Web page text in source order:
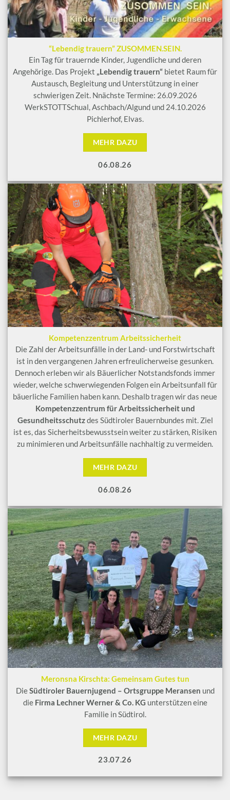
“Lebendig trauern” ZUSOMMEN.SEIN.
Ein Tag für trauernde Kinder, Jugendliche und deren
Angehörige. Das Projekt „Lebendig trauern“ bietet Raum für
Austausch, Begleitung und Unterstützung in einer
schwierigen Zeit. Nnächste Termine: 26.09.2026
WerkSTOTTSchual, Aschbach/Algund und 24.10.2026
Pichlerhof, Elvas.
MEHR DAZU
06.08.26
Kompetenzzentrum Arbeitssicherheit
Die Zahl der Arbeitsunfälle in der Land- und Forstwirtschaft
ist in den vergangenen Jahren erfreulicherweise gesunken.
Dennoch erleben wir als Bäuerlicher Notstandsfonds immer
wieder, welche schwerwiegenden Folgen ein Arbeitsunfall für
bäuerliche Familien haben kann. Deshalb tragen wir das neue
Kompetenzzentrum für Arbeitssicherheit und
Gesundheitsschutzdes Südtiroler Bauernbundes mit. Ziel
ist es, das Sicherheitsbewusstsein weiter zu stärken, Risiken
zu minimieren und Arbeitsunfälle nachhaltig zu vermeiden.
MEHR DAZU
06.08.26
Meronsna Kirschta: Gemeinsam Gutes tun
DieSüdtiroler Bauernjugend – Ortsgruppe Meransen und
die Firma Lechner Werner & Co. KG unterstützen eine
Familie in Südtirol.
MEHR DAZU
23.07.26